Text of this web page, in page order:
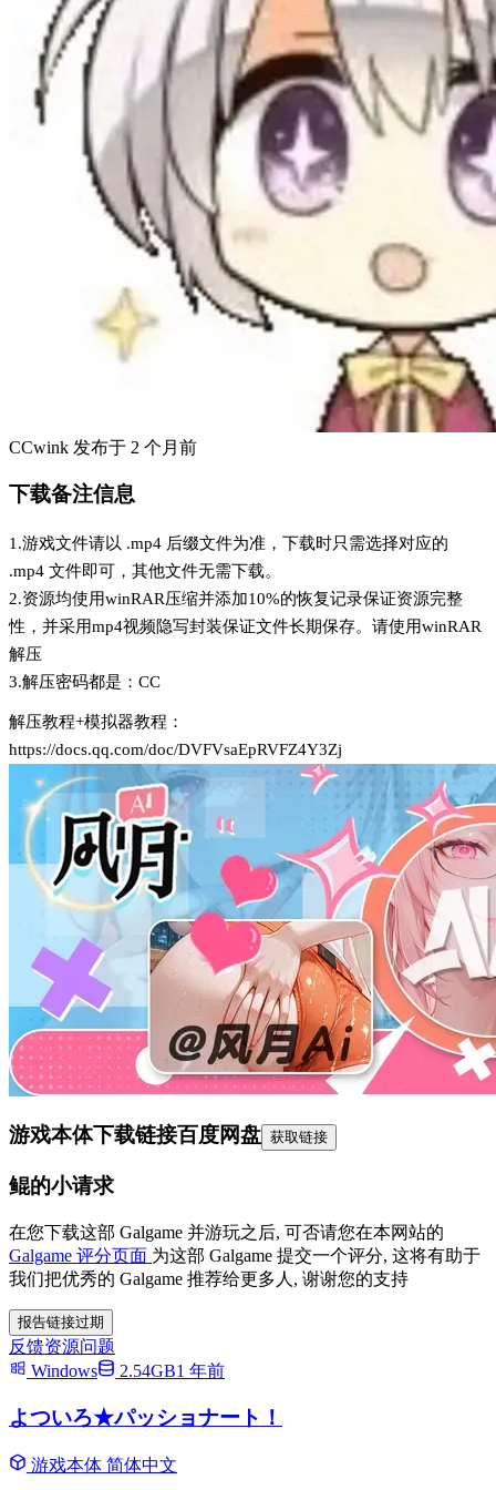
CCwink 发布于 2 个月前
下载备注信息
1.游戏文件请以 .mp4 后缀文件为准，下载时只需选择对应的
.mp4 文件即可，其他文件无需下载。
2.资源均使用winRAR压缩并添加10%的恢复记录保证资源完整
性，并采用mp4视频隐写封装保证文件长期保存。请使用winRAR
解压
3.解压密码都是：CC
解压教程+模拟器教程：
https://docs.qq.com/doc/DVFVsaEpRVFZ4Y3Zj
游戏本体下载链接百度网盘 获取链接
鲲的小请求
在您下载这部 Galgame 并游玩之后, 可否请您在本网站的
Galgame 评分页面 为这部 Galgame 提交一个评分, 这将有助于
我们把优秀的 Galgame 推荐给更多人, 谢谢您的支持
报告链接过期
反馈资源问题
Windows
2.54GB1 年前
よついろ★パッショナート！
游戏本体 简体中文